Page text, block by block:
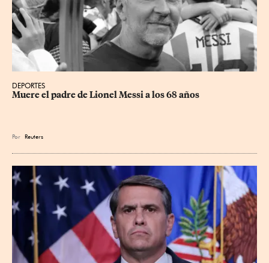
DEPORTES
Muere el padre de Lionel Messi a los 68 años
Por Reuters